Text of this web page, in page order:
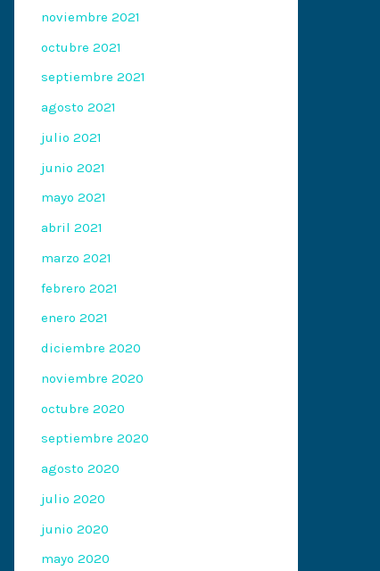
noviembre 2021
octubre 2021
septiembre 2021
agosto 2021
julio 2021
junio 2021
mayo 2021
abril 2021
marzo 2021
febrero 2021
enero 2021
diciembre 2020
noviembre 2020
octubre 2020
septiembre 2020
agosto 2020
julio 2020
junio 2020
mayo 2020